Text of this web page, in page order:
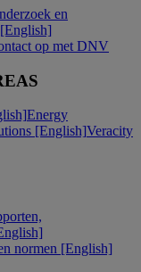
en
op met DNV
Energy
[English]Veracity
normen [English]